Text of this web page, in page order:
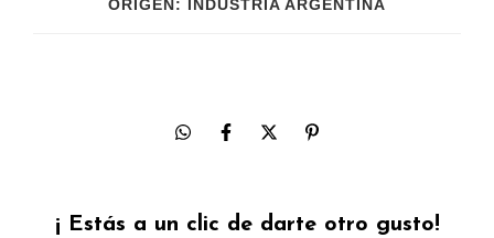
ORIGEN: INDUSTRIA ARGENTINA
¡ Estás a un clic de darte otro gusto!